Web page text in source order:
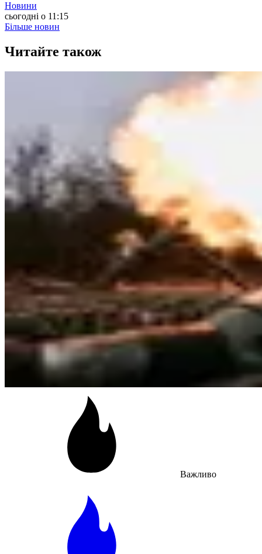
Новини
сьогодні о 11:15
Більше новин
Читайте також
Важливо